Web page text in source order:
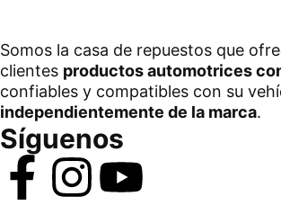
Somos la casa de repuestos que
clientes productos automotrices
confiables y compatibles con su
independientemente de la marca.
Síguenos